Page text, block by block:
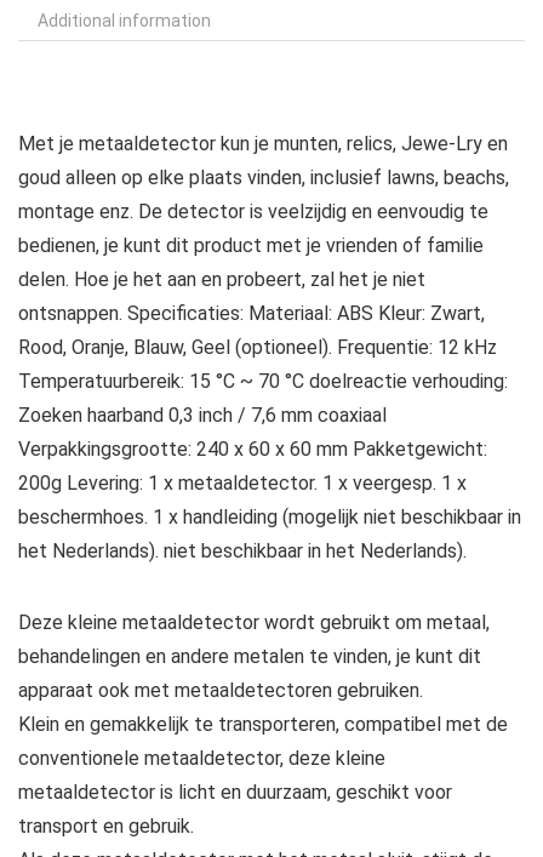
Additional information
Met je metaaldetector kun je munten, relics, Jewe-Lry en
goud alleen op elke plaats vinden, inclusief lawns, beachs,
montage enz. De detector is veelzijdig en eenvoudig te
bedienen, je kunt dit product met je vrienden of familie
delen. Hoe je het aan en probeert, zal het je niet
ontsnappen. Specificaties: Materiaal: ABS Kleur: Zwart,
Rood, Oranje, Blauw, Geel (optioneel). Frequentie: 12 kHz
Temperatuurbereik: 15 °C ~ 70 °C doelreactie verhouding:
Zoeken haarband 0,3 inch / 7,6 mm coaxiaal
Verpakkingsgrootte: 240 x 60 x 60 mm Pakketgewicht:
200g Levering: 1 x metaaldetector. 1 x veergesp. 1 x
beschermhoes. 1 x handleiding (mogelijk niet beschikbaar in
het Nederlands). niet beschikbaar in het Nederlands).
Deze kleine metaaldetector wordt gebruikt om metaal,
behandelingen en andere metalen te vinden, je kunt dit
apparaat ook met metaaldetectoren gebruiken.
Klein en gemakkelijk te transporteren, compatibel met de
conventionele metaaldetector, deze kleine
metaaldetector is licht en duurzaam, geschikt voor
transport en gebruik.